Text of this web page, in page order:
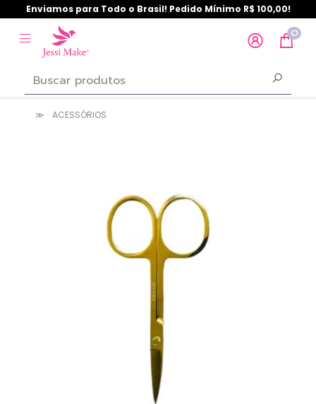
Enviamos para Todo o Brasil! Pedido Mínimo R$ 100,00!
0
ACESSÓRIOS